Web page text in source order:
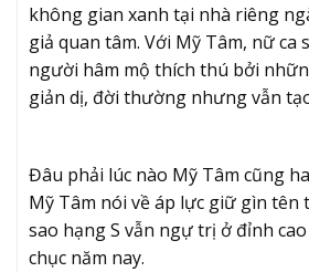
không gian xanh tại nhà riêng
giả quan tâm. Với Mỹ Tâm, nữ ca
người hâm mộ thích thú bởi
giản dị, đời thường nhưng vẫn
Đâu phải lúc nào Mỹ Tâm cũng
Mỹ Tâm nói về áp lực giữ gìn tên
sao hạng S vẫn ngự trị ở đỉnh
chục năm nay.